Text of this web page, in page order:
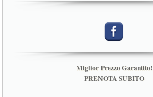
Miglior Prezzo Garantito!
PRENOTA SUBITO